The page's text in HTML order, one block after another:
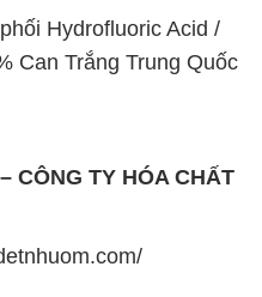
CÔNG TY HÓA CHẤT